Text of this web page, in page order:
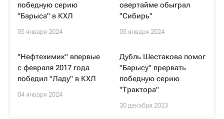
победную серию
"Барыса" в КХЛ
05 января 2024
овертайме обыграл
"Сибирь"
05 января 2024
"Нефтехимик" впервые
с февраля 2017 года
победил "Ладу" в КХЛ
04 января 2024
Дубль Шестакова помог
"Барысу" прервать
победную серию
"Трактора"
30 декабря 2023